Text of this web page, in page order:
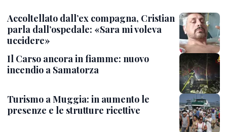
Accoltellato dall’ex compagna, Cristian
parla dall’ospedale: «Sara mi voleva
uccidere»
Il Carso ancora in fiamme: nuovo
incendio a Samatorza
Turismo a Muggia: in aumento le
presenze e le strutture ricettive